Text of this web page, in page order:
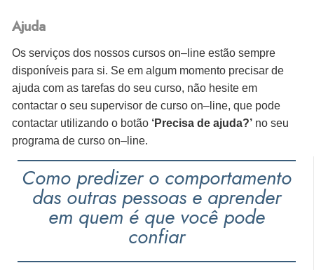
Ajuda
Os serviços dos nossos cursos on–line estão sempre
disponíveis para si. Se em algum momento precisar de
ajuda com as tarefas do seu curso, não hesite em
contactar o seu supervisor de curso on–line, que pode
contactar utilizando o botão ‘Precisa de ajuda?’ no seu
programa de curso on–line.
Como predizer o comportamento
das outras pessoas e aprender
em quem é que você pode
confiar